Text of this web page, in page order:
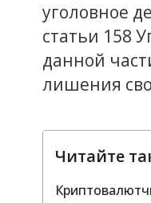
уголовное
статьи 158
данной
лишения
Читайте